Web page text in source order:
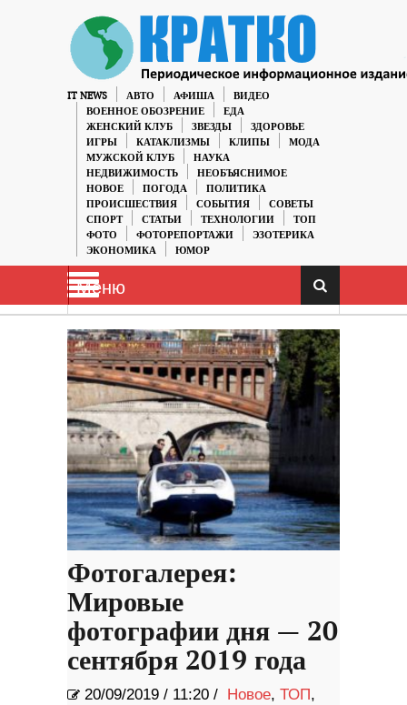
IT NEWS АВТО АФИША
ВИДЕО
ВОЕННОЕ ОБОЗРЕНИЕ
ЕДА
ЖЕНСКИЙ КЛУБ
ЗВЕЗДЫ
ЗДОРОВЬЕ
ИГРЫ
КАТАКЛИЗМЫ КЛИПЫ
МОДА
МУЖСКОЙ КЛУБ
НАУКА
НЕДВИЖИМОСТЬ
НЕОБЪЯСНИМОЕ
НОВОЕ
ПОГОДА
ПОЛИТИКА
ПРОИСШЕСТВИЯ
СОБЫТИЯ
СОВЕТЫ
СПОРТ
СТАТЬИ ТЕХНОЛОГИИ
ТОП
ФОТО
ФОТОРЕПОРТАЖИ
ЭЗОТЕРИКА
ЭКОНОМИКА
ЮМОР
Меню
Фотогалерея:
Мировые
фотографии дня — 20
сентября 2019 года
20/09/2019 / 11:20 / Новое, ТОП,